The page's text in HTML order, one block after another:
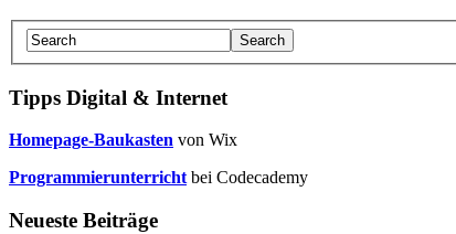
Tipps Digital & Internet
Homepage-Baukasten von Wix
Programmierunterricht bei Codecademy
Neueste Beiträge